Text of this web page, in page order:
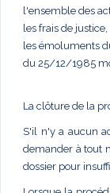
l'ensemble des
les frais de justice,
les émoluments
du 25/12/1985
La clôture de la
S'il n'y a aucun
demander à tout
dossier pour